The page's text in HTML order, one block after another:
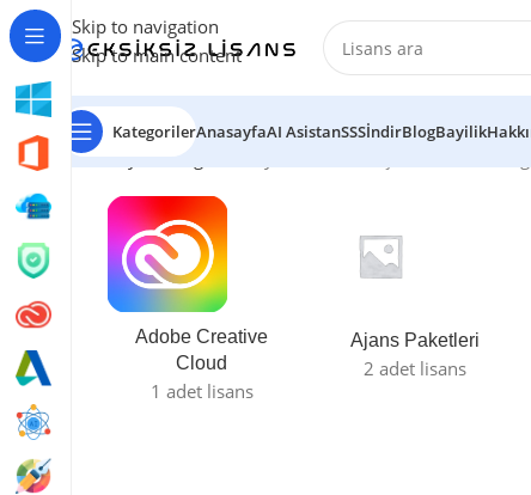
Skip to navigation
Skip to main content
KategorilerAnasayfaAI AsistanSSSİndirBlogBayilik
Ana Sayfa/ Mağaza
Adobe Creative
Cloud
1 adet lisans
Ajans Paketleri
2 adet lisans